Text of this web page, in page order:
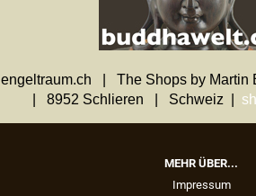
engeltraum.ch | The Shops by
| 8952 Schlieren | Schweiz |
MEHR ÜBER...
Impressum